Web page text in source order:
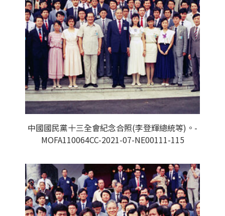
中國國民黨十三全會紀念合照(李登輝總統等)。-
MOFA110064CC-2021-07-NE00111-115